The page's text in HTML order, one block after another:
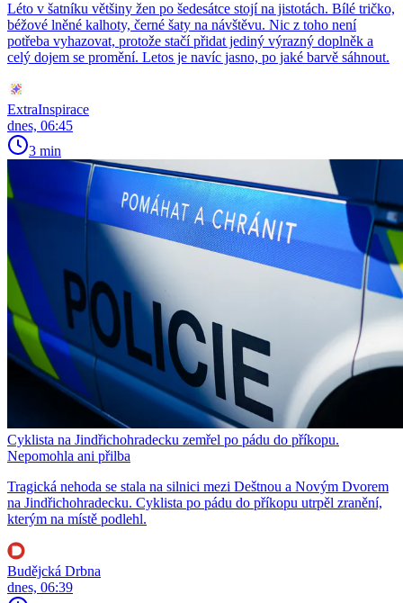
Léto v šatníku většiny žen po šedesátce stojí na jistotách. Bílé tričko,
béžové lněné kalhoty, černé šaty na návštěvu. Nic z toho není
potřeba vyhazovat, protože stačí přidat jediný výrazný doplněk a
celý dojem se promění. Letos je navíc jasno, po jaké barvě sáhnout.
ExtraInspirace
dnes, 06:45
3 min
Cyklista na Jindřichohradecku zemřel po pádu do příkopu.
Nepomohla ani přilba
Tragická nehoda se stala na silnici mezi Deštnou a Novým Dvorem
na Jindřichohradecku. Cyklista po pádu do příkopu utrpěl zranění,
kterým na místě podlehl.
Budějcká Drbna
dnes, 06:39